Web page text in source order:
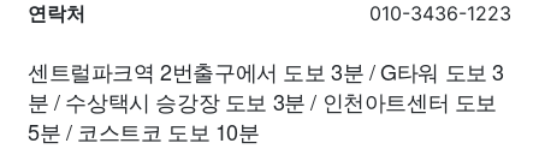
연락처 010-3436-1223
센트럴파크역 2번출구에서 도보 3분 / G타워 도보 3
분 / 수상택시 승강장 도보 3분 / 인천아트센터 도보
5분 / 코스트코 도보 10분